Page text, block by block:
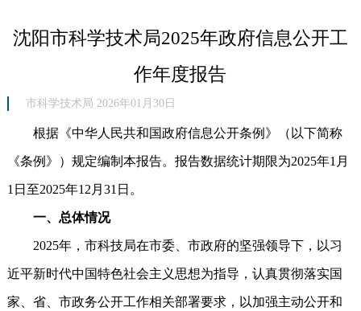
沈阳市科学技术局2025年政府信息公开工
作年度报告
市科学技术局 2026年01月30日
根据《中华人民共和国政府信息公开条例》（以下简称
《条例》）规定编制本报告。报告数据统计期限为2025年1月
1日至2025年12月31日。
一、总体情况
2025年，市科技局在市委、市政府的坚强领导下，以习
近平新时代中国特色社会主义思想为指导，认真贯彻落实国
家、省、市政务公开工作相关部署要求，以加强主动公开和